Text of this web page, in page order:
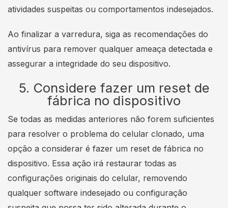
atividades suspeitas ou comportamentos indesejados.
Ao finalizar a varredura, siga as recomendações do
antivírus para remover qualquer ameaça detectada e
assegurar a integridade do seu dispositivo.
5. Considere fazer um reset de
fábrica no dispositivo
Se todas as medidas anteriores não forem suficientes
para resolver o problema do celular clonado, uma
opção a considerar é fazer um reset de fábrica no
dispositivo. Essa ação irá restaurar todas as
configurações originais do celular, removendo
qualquer software indesejado ou configuração